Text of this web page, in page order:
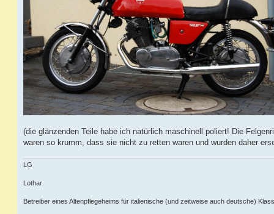
(die glänzenden Teile habe ich natürlich maschinell poliert! Die
waren so krumm, dass sie nicht zu retten waren und wurden daher
LG
Lothar
Betreiber eines Altenpflegeheims für italienische (und zeitweise auch deutsche)